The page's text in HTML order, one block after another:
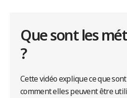
Que sont les
?
Cette vidéo explique ce que
comment elles peuvent être